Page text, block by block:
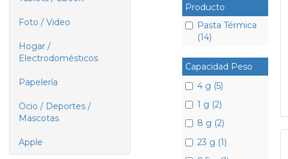
Foto / Video
Hogar /
Electrodomésticos
Papelería
Ocio / Deportes /
Mascotas
Apple
Producto
Pasta Térmica
(14)
Capacidad Peso
4 g (5)
1 g (2)
8 g (2)
23 g (1)